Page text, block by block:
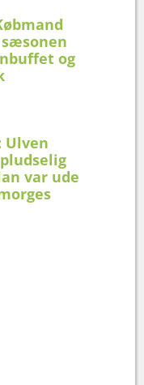
og
Ulven
var ude